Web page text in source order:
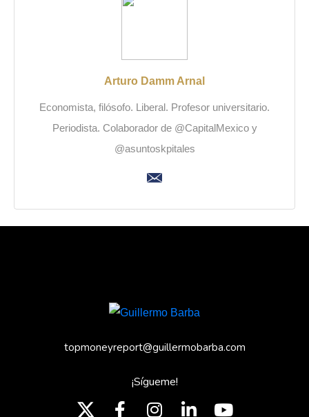
Arturo Damm Arnal
Economista, filósofo. Liberal. Profesor universitario.
Periodista. Colaborador de @CapitalMexico y
@asuntoskpitales
topmoneyreport@guillermobarba.com
¡Sígueme!